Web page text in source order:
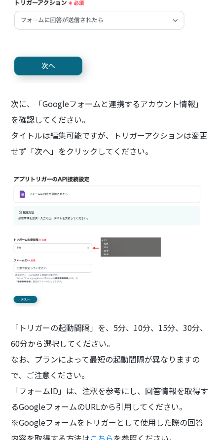
次に、「Googleフォームと連携するアカウント情報」
を確認してください。
タイトルは編集可能ですが、トリガーアクションは変更
せず「次へ」をクリックしてください。
「トリガーの起動間隔」を、5分、10分、15分、30分、
60分から選択してください。
なお、プランによって最短の起動間隔が異なりますの
で、ご注意ください。
「フォームID」は、注釈を参考にし、回答情報を取得す
るGoogleフォームのURLから引用してください。
※Googleフォームをトリガーとして使用した際の回答